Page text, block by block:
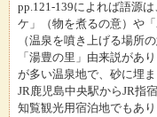
pp.121-139によれば語源
ケ」（物を煮るの意）や「
（温泉を噴き上げる場所
「湯豊の里」由来説があ
が多い温泉地で、砂に埋
JR鹿児島中央駅からJR指
知覧観光用宿泊地でもあ